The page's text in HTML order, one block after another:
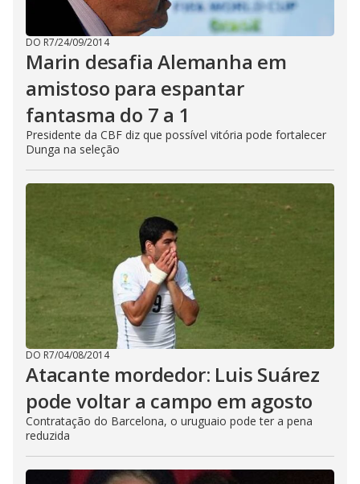
DO R7/24/09/2014
Marin desafia Alemanha em
amistoso para espantar
fantasma do 7 a 1
Presidente da CBF diz que possível vitória pode fortalecer
Dunga na seleção
DO R7/04/08/2014
Atacante mordedor: Luis Suárez
pode voltar a campo em agosto
Contratação do Barcelona, o uruguaio pode ter a pena
reduzida